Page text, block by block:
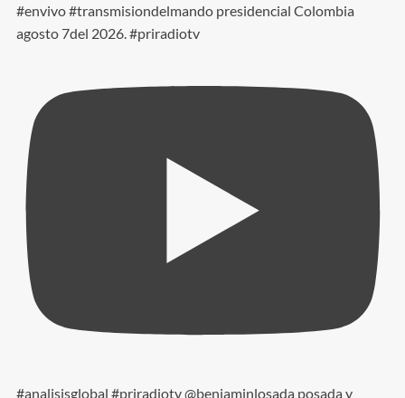
#envivo #transmisiondelmando presidencial Colombia
agosto 7del 2026. #priradiotv
#analisisglobal #priradiotv @benjaminlosada posada y